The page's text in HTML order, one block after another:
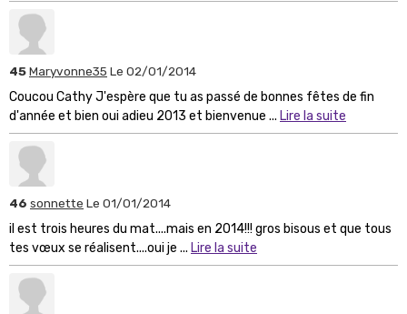
45Maryvonne35 Le 02/01/2014
Coucou Cathy J'espère que tu as passé de bonnes fêtes de fin
d'année et bien oui adieu 2013 et bienvenue ... Lire la suite
46 sonnette Le 01/01/2014
il est trois heures du mat....mais en 2014!!! gros bisous et que tous
tes vœux se réalisent....oui je ... Lire la suite